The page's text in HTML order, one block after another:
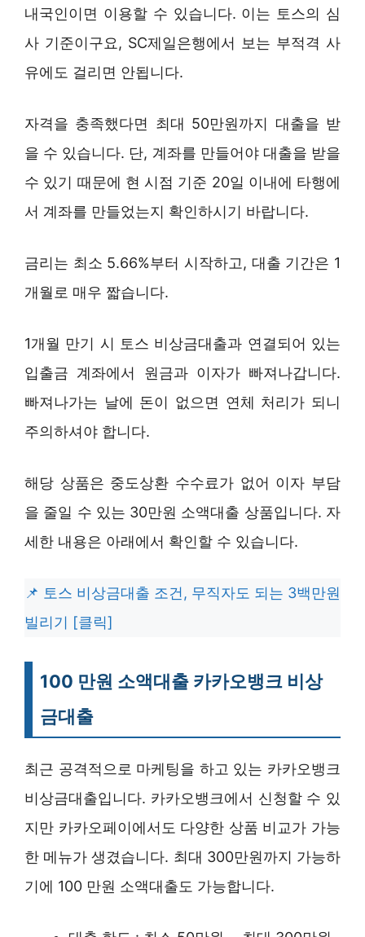
내국인이면 이용할 수 있습니다. 이는 토스의 심
사 기준이구요, SC제일은행에서 보는 부적격 사
유에도 걸리면 안됩니다.
자격을 충족했다면 최대 50만원까지 대출을 받
을 수 있습니다. 단, 계좌를 만들어야 대출을 받을
수 있기 때문에 현 시점 기준 20일 이내에 타행에
서 계좌를 만들었는지 확인하시기 바랍니다.
금리는 최소 5.66%부터 시작하고, 대출 기간은 1
개월로 매우 짧습니다.
1개월 만기 시 토스 비상금대출과 연결되어 있는
입출금 계좌에서 원금과 이자가 빠져나갑니다.
빠져나가는 날에 돈이 없으면 연체 처리가 되니
주의하셔야 합니다.
해당 상품은 중도상환 수수료가 없어 이자 부담
을 줄일 수 있는 30만원 소액대출 상품입니다. 자
세한 내용은 아래에서 확인할 수 있습니다.
토스 비상금대출 조건, 무직자도 되는 3백만원
빌리기 [클릭]
100 만원 소액대출 카카오뱅크 비상
금대출
최근 공격적으로 마케팅을 하고 있는 카카오뱅크
비상금대출입니다. 카카오뱅크에서 신청할 수 있
지만 카카오페이에서도 다양한 상품 비교가 가능
한 메뉴가 생겼습니다. 최대 300만원까지 가능하
기에 100 만원 소액대출도 가능합니다.